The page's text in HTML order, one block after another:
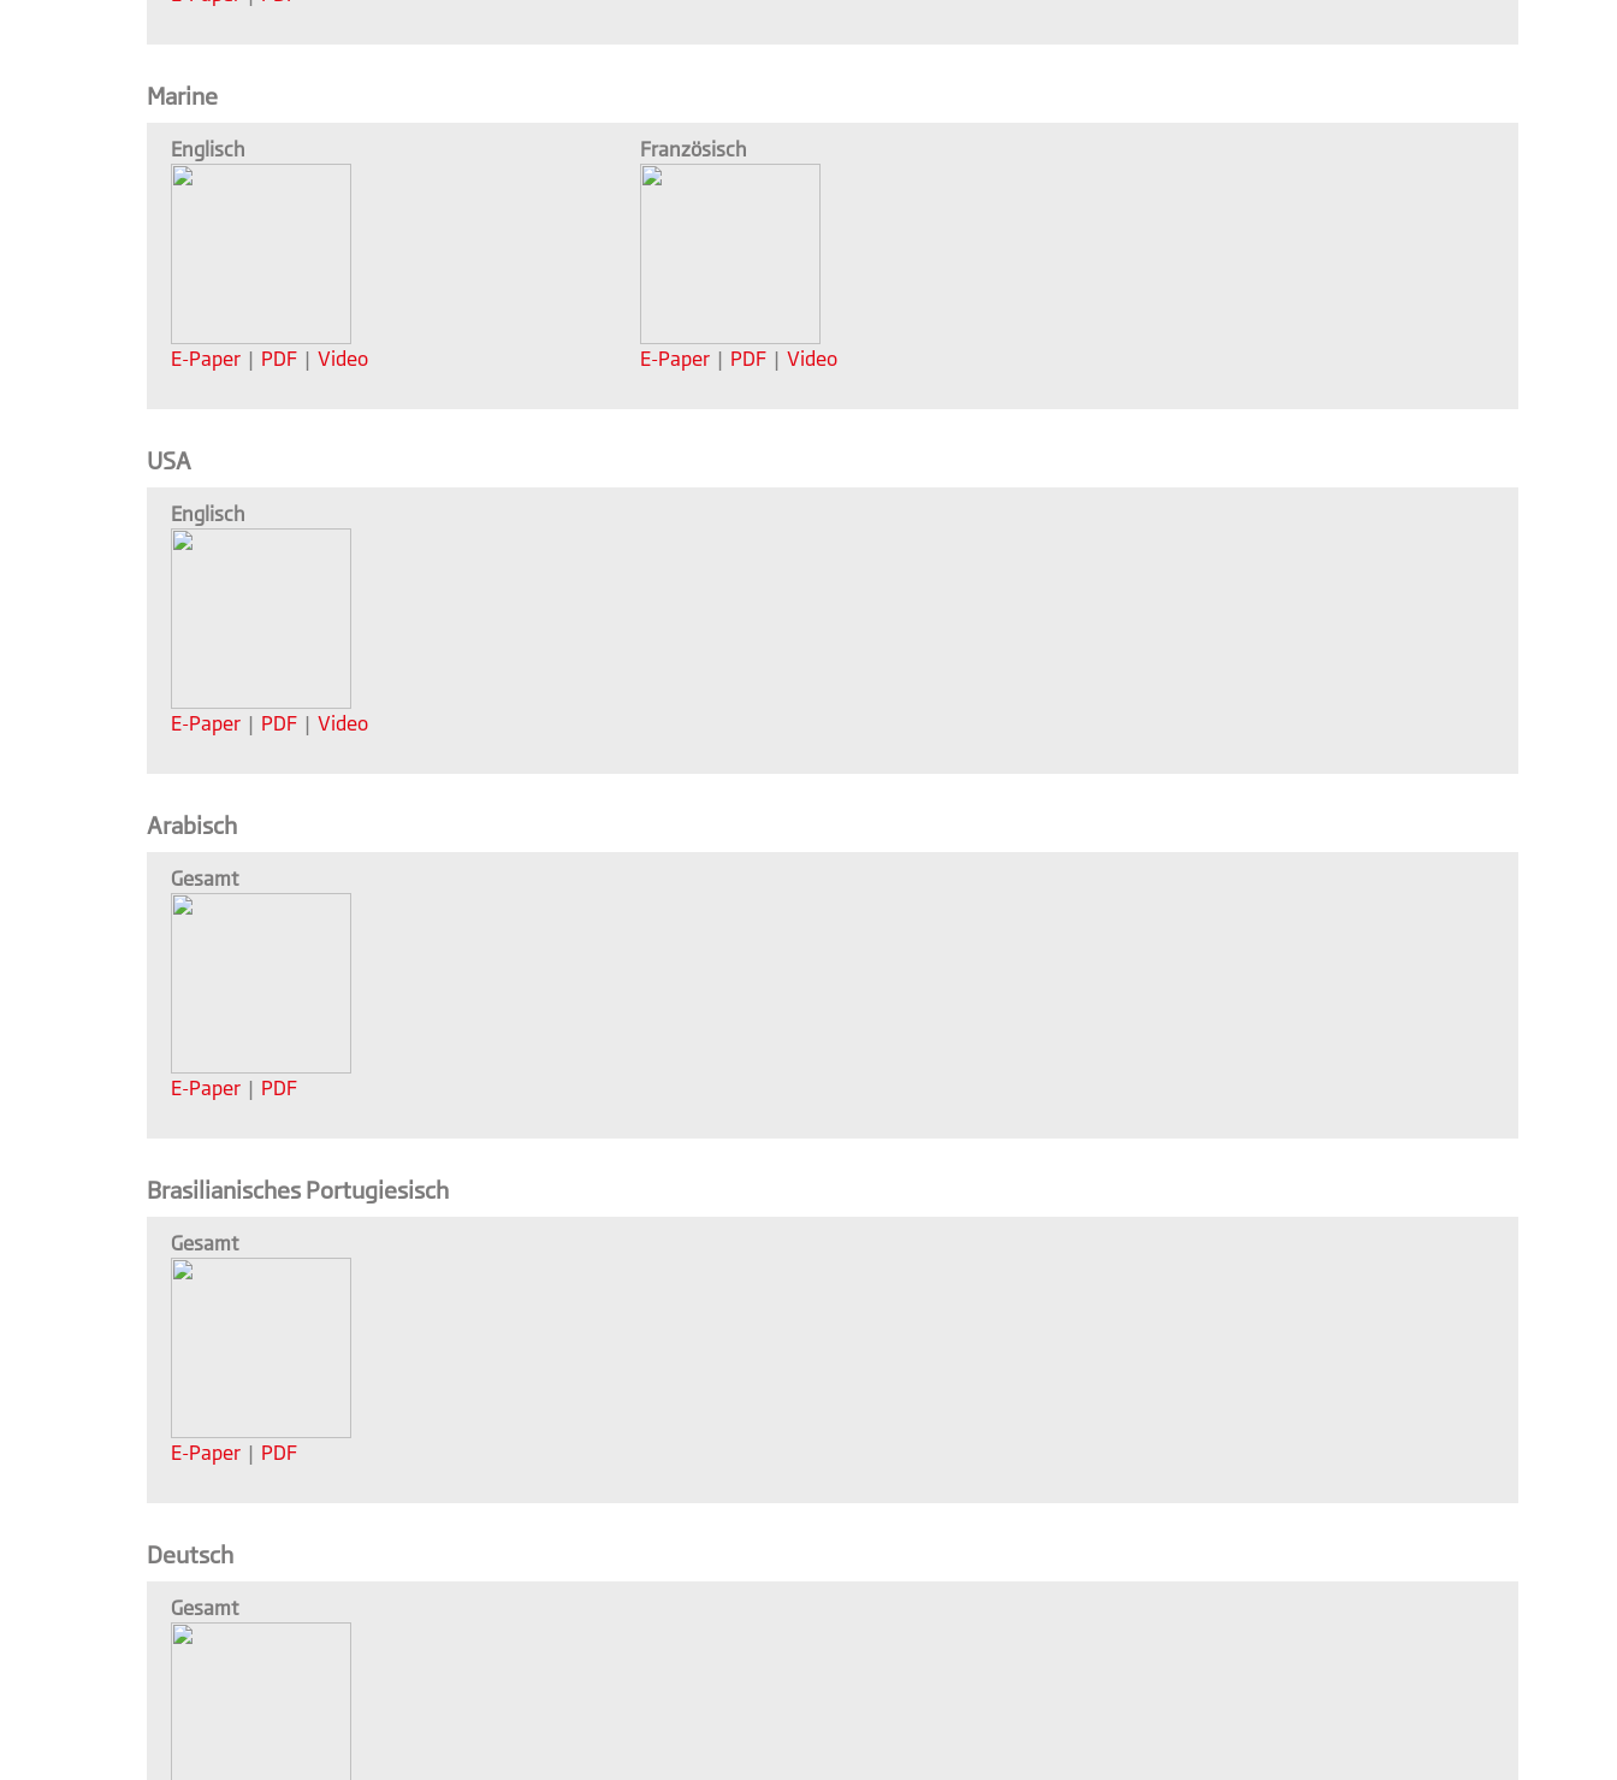
Marine
Englisch
E-Paper | PDF | Video
Französisch
E-Paper | PDF | Video
USA
Englisch
E-Paper | PDF | Video
Arabisch
Gesamt
E-Paper | PDF
Brasilianisches Portugiesisch
Gesamt
E-Paper | PDF
Deutsch
Gesamt